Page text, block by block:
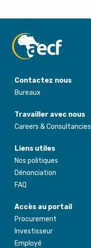
Contactez nous
Bureaux
Travailler avec nous
Careers & Consultancies
Liens utiles
Nos politiques
Dénonciation
FAQ
Accès au portail
Procurement
Investisseur
Employé